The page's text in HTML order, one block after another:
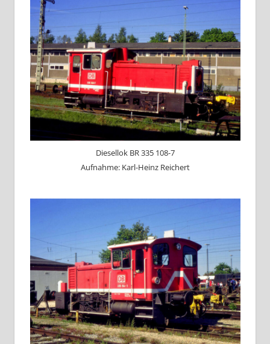
Diesellok BR 335 108-7
Aufnahme: Karl-Heinz Reichert